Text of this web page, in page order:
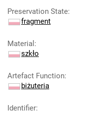
Preservation State:
fragment
Material :
szkło
Artefact Function:
biżuteria
Identifier: